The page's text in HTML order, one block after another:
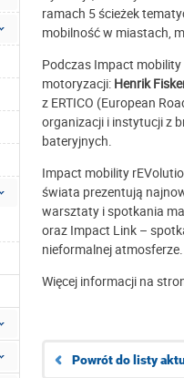
ramach 5 ścieżek
mobilność w miastach,
Podczas Impact
motoryzacji: Henrik
z ERTICO (European
organizacji i instytucji z
bateryjnych.
Impact mobility
świata prezentują
warsztaty i spotkania
oraz Impact Link –
nieformalnej atmosferze.
Więcej informacji na
Powrót do listy